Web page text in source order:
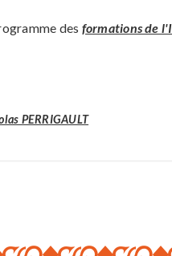
des formations de
PERRIGAULT